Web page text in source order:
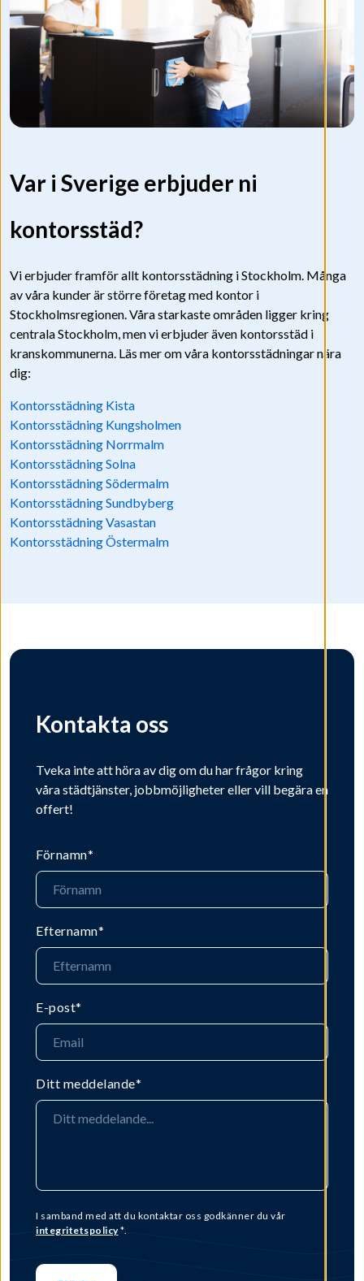
Var i Sverige erbjuder ni
kontorsstäd?
Vi erbjuder framför allt kontorsstädning i Stockholm. Många
av våra kunder är större företag med kontor i
Stockholmsregionen. Våra starkaste områden ligger kring
centrala Stockholm, men vi erbjuder även kontorsstäd i
kranskommunerna. Läs mer om våra kontorsstädningar nära
dig:
Kontorsstädning Kista
Kontorsstädning Kungsholmen
Kontorsstädning Norrmalm
Kontorsstädning Solna
Kontorsstädning Södermalm
Kontorsstädning Sundbyberg
Kontorsstädning Vasastan
Kontorsstädning Östermalm
Kontakta oss
Tveka inte att höra av dig om du har frågor kring
våra städtjänster, jobbmöjligheter eller vill begära en
offert!
Förnamn*
Efternamn*
E-post*
Ditt meddelande*
I samband med att du kontaktar oss godkänner du vår
integritetspolicy*.